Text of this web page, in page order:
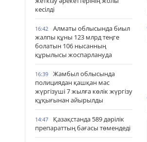
кесілді
16:42
Алматы облысында биыл
жалпы құны 123 млрд теңге
болатын 106 нысанның
құрылысы жоспарлануда
16:39
Жамбыл облысында
полициядан қашқан мас
жүргізуші 7 жылға көлік жүргізу
құқығынан айырылды
14:47
Қазақстанда 589 дәрілік
препараттың бағасы төмендеді